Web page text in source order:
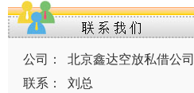
公司：
北京鑫达空放私借公司
联系：
刘总